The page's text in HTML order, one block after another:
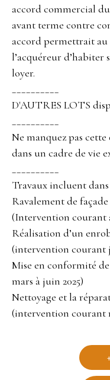
accord commercial
avant terme contre
accord permettrait au
l’acquéreur d’habiter
loyer.
D'AUTRES LOTS
Ne manquez pas
dans un cadre de vie
Travaux incluent
Ravalement de
(Intervention courant
Réalisation d’un
(intervention courant
Mise en conformité
mars à juin 2025)
Nettoyage et la
(intervention courant